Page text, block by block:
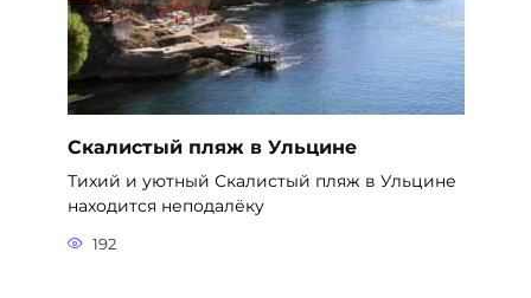
Скалистый пляж в Ульцине
Тихий и уютный Скалистый пляж в Ульцине
находится неподалёку
192